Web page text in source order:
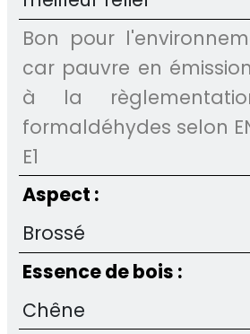
Bon pour
car pauvre en
à la
formaldéhydes selon
E1
Aspect :
Brossé
Essence de bois :
Chêne